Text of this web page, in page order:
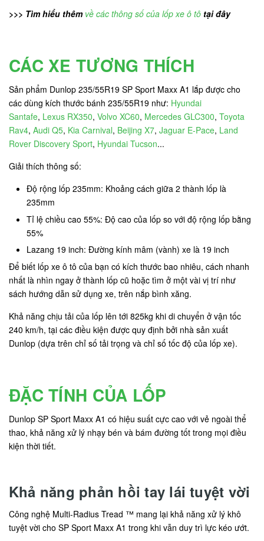
>>> Tìm hiểu thêm về các thông số của lốp xe ô tô tại đây
CÁC XE TƯƠNG THÍCH
Sản phẩm Dunlop 235/55R19 SP Sport Maxx A1 lắp được cho
các dùng kích thước bánh 235/55R19 như: Hyundai
Santafe, Lexus RX350, Volvo XC60, Mercedes GLC300, Toyota
Rav4, Audi Q5, Kia Carnival, Beijing X7, Jaguar E-Pace, Land
Rover Discovery Sport, Hyundai Tucson...
Giải thích thông số:
Độ rộng lốp 235mm: Khoảng cách giữa 2 thành lốp là
235mm
Tỉ lệ chiều cao 55%: Độ cao của lốp so với độ rộng lốp bằng
55%
Lazang 19 inch: Đường kính mâm (vành) xe là 19 inch
Để biết lốp xe ô tô của bạn có kích thước bao nhiêu, cách nhanh
nhất là nhìn ngay ở thành lốp cũ hoặc tìm ở một vài vị trí như
sách hướng dẫn sử dụng xe, trên nắp bình xăng.
Khả năng chịu tải của lốp lên tới 825kg khi di chuyển ở vận tốc
240 km/h, tại các điều kiện được quy định bởi nhà sản xuất
Dunlop (dựa trên chỉ số tải trọng và chỉ số tốc độ của lốp xe).
ĐẶC TÍNH CỦA LỐP
Dunlop SP Sport Maxx A1 có hiệu suất cực cao với vẻ ngoài thể
thao, khả năng xử lý nhạy bén và bám đường tốt trong mọi điều
kiện thời tiết.
Khả năng phản hồi tay lái tuyệt vời
Công nghệ Multi-Radius Tread ™ mang lại khả năng xử lý khô
tuyệt vời cho SP Sport Maxx A1 trong khi vẫn duy trì lực kéo ướt.